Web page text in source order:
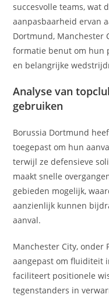
succesvolle teams, wat
aanpasbaarheid ervan
Dortmund, Manchester
formatie benut om hun
en belangrijke
Analyse van
gebruiken
Borussia Dortmund
toegepast om hun
terwijl ze defensieve
maakt snelle
gebieden mogelijk,
aanzienlijk kunnen
aanval.
Manchester City, onder
aangepast om fluiditeit
faciliteert positionele
tegenstanders in